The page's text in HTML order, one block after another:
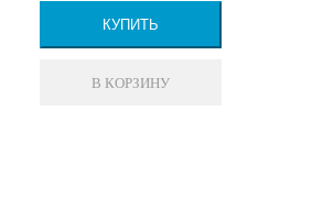
КУПИТЬ
В КОРЗИНУ